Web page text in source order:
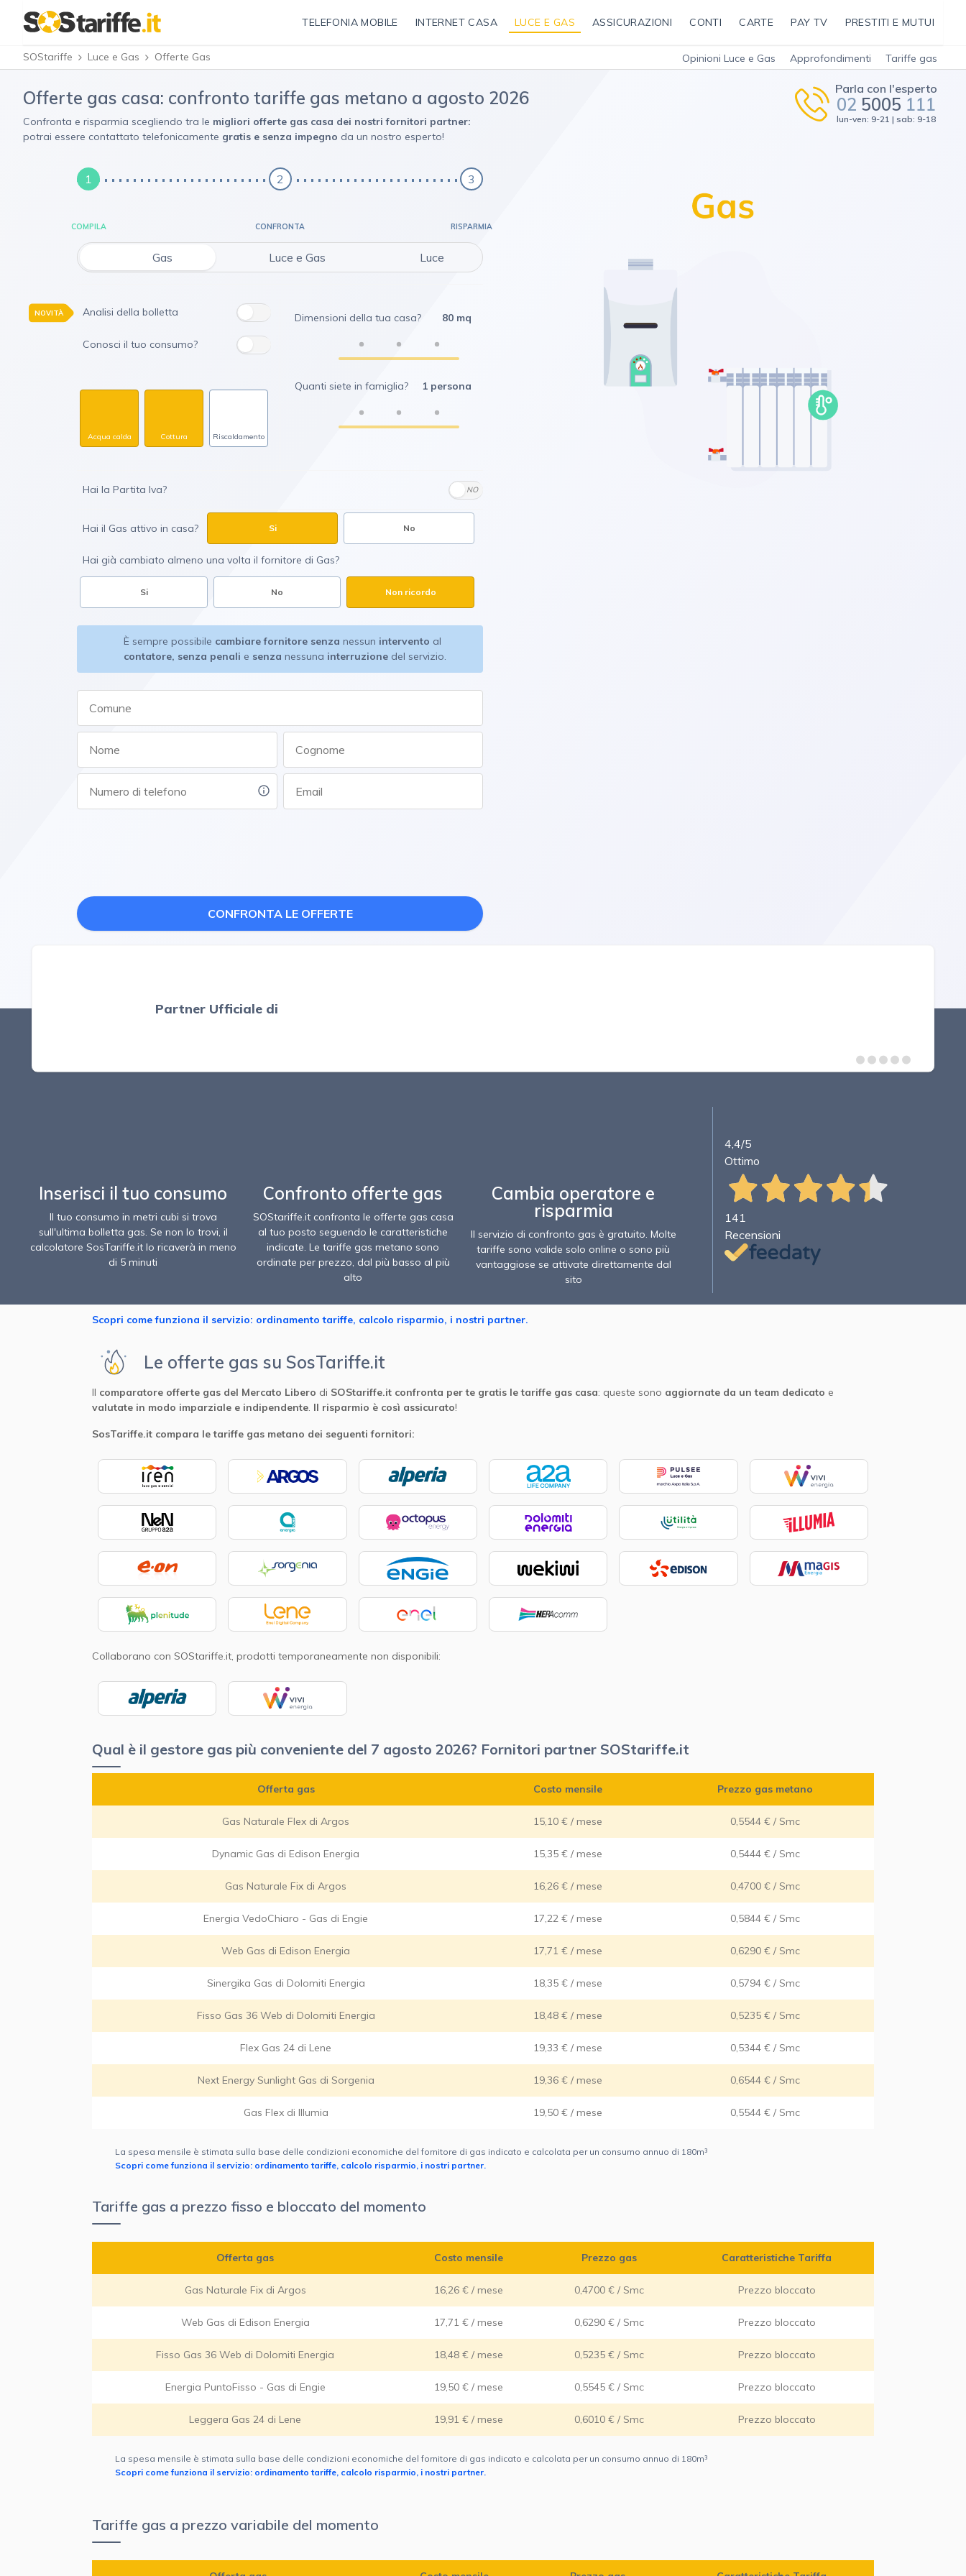
TELEFONIA MOBILE INTERNET CASA LUCE E GAS ASSICURAZIONI CONTI CARTE PAY TV PRESTITI E MUTUI
SOStariffe Luce e Gas Offerte Gas Opinioni Luce e Gas Approfondimenti Tariffe gas
Offerte gas casa: confronto tariffe gas metano a agosto 2026
Confronta e risparmia scegliendo tra le migliori offerte gas casa dei nostri fornitori partner:
potrai essere contattato telefonicamente gratis e senza impegno da un nostro esperto!
1
COMPILA
2
CONFRONTA
3
RISPARMIA
Gas Luce e Gas Luce
NOVITÀ Analisi della bolletta
Conosci il tuo consumo?
Acqua calda Cottura Riscaldamento
Dimensioni della tua casa? 80 mq
Quanti siete in famiglia? 1 persona
Hai la Partita Iva? NO
Hai il Gas attivo in casa? Si No
Hai già cambiato almeno una volta il fornitore di Gas?
Si No Non ricordo
È sempre possibile cambiare fornitore senza nessun intervento al
contatore, senza penali e senza nessuna interruzione del servizio.
CONFRONTA LE OFFERTE
Parla con l'esperto
02 5005 111
lun-ven: 9-21 | sab: 9-18
Partner Ufficiale di
Inserisci il tuo consumo
Il tuo consumo in metri cubi si trova
sull'ultima bolletta gas. Se non lo trovi, il
calcolatore SosTariffe.it lo ricaverà in meno
di 5 minuti
Confronto offerte gas
SOStariffe.it confronta le offerte gas casa
al tuo posto seguendo le caratteristiche
indicate. Le tariffe gas metano sono
ordinate per prezzo, dal più basso al più
alto
Cambia operatore e
risparmia
Il servizio di confronto gas è gratuito. Molte
tariffe sono valide solo online o sono più
vantaggiose se attivate direttamente dal
sito
4,4/5
Ottimo
141
Recensioni
Scopri come funziona il servizio: ordinamento tariffe, calcolo risparmio, i nostri partner.
Le offerte gas su SosTariffe.it
Il comparatore offerte gas del Mercato Libero di SOStariffe.it confronta per te gratis le tariffe gas casa: queste sono aggiornate da un team dedicato e
valutate in modo imparziale e indipendente. Il risparmio è così assicurato!
SosTariffe.it compara le tariffe gas metano dei seguenti fornitori:
Collaborano con SOStariffe.it, prodotti temporaneamente non disponibili:
Qual è il gestore gas più conveniente del 7 agosto 2026? Fornitori partner SOStariffe.it
Offerta gas Costo mensile Prezzo gas metano
Gas Naturale Flex di Argos 15,10 € / mese 0,5544 € / Smc
Dynamic Gas di Edison Energia 15,35 € / mese 0,5444 € / Smc
Gas Naturale Fix di Argos 16,26 € / mese 0,4700 € / Smc
Energia VedoChiaro - Gas di Engie 17,22 € / mese 0,5844 € / Smc
Web Gas di Edison Energia 17,71 € / mese 0,6290 € / Smc
Sinergika Gas di Dolomiti Energia 18,35 € / mese 0,5794 € / Smc
Fisso Gas 36 Web di Dolomiti Energia 18,48 € / mese 0,5235 € / Smc
Flex Gas 24 di Lene 19,33 € / mese 0,5344 € / Smc
Next Energy Sunlight Gas di Sorgenia 19,36 € / mese 0,6544 € / Smc
Gas Flex di Illumia 19,50 € / mese 0,5544 € / Smc
La spesa mensile è stimata sulla base delle condizioni economiche del fornitore di gas indicato e calcolata per un consumo annuo di 180m³
Scopri come funziona il servizio: ordinamento tariffe, calcolo risparmio, i nostri partner.
Tariffe gas a prezzo fisso e bloccato del momento
Offerta gas Costo mensile Prezzo gas Caratteristiche Tariffa
Gas Naturale Fix di Argos 16,26 € / mese 0,4700 € / Smc Prezzo bloccato
Web Gas di Edison Energia 17,71 € / mese 0,6290 € / Smc Prezzo bloccato
Fisso Gas 36 Web di Dolomiti Energia 18,48 € / mese 0,5235 € / Smc Prezzo bloccato
Energia PuntoFisso - Gas di Engie 19,50 € / mese 0,5545 € / Smc Prezzo bloccato
Leggera Gas 24 di Lene 19,91 € / mese 0,6010 € / Smc Prezzo bloccato
La spesa mensile è stimata sulla base delle condizioni economiche del fornitore di gas indicato e calcolata per un consumo annuo di 180m³
Scopri come funziona il servizio: ordinamento tariffe, calcolo risparmio, i nostri partner.
Tariffe gas a prezzo variabile del momento